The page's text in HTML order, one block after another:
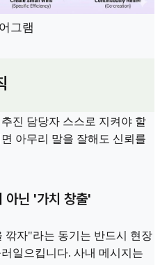
그램
진 담당자 스스로 지켜야 할
아무리 말을 잘해도 신뢰를
아닌 '가치 창출'
자"라는 동기는 반드시 현장
일으킵니다. 사내 메시지는